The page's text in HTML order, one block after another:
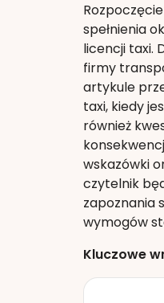
spełnienia
licencji taxi.
firmy
artykule
taxi, kiedy
również
wskazówki
czytelnik
zapoznania
wymogów
Kluczowe